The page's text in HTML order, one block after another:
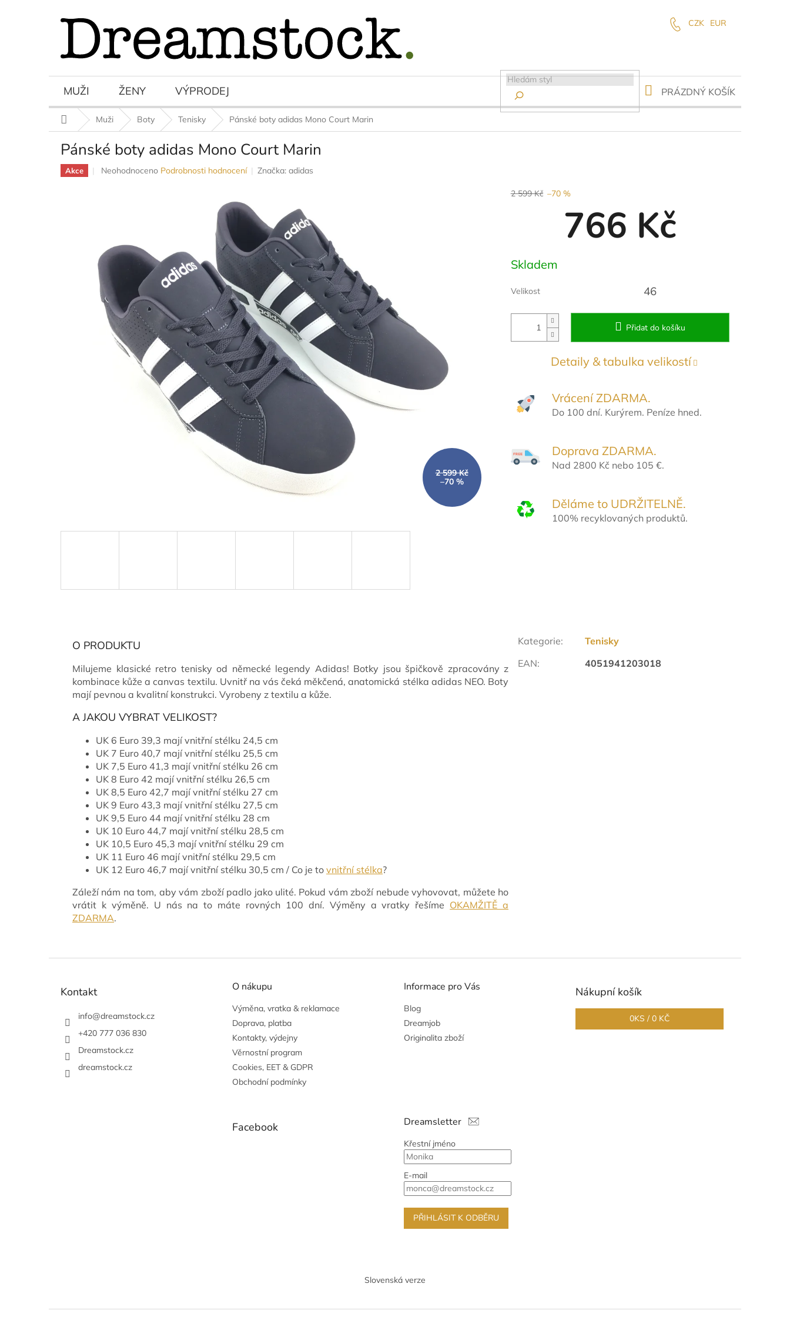
CZK EUR
MUŽI ŽENY VÝPRODEJ 
NÁKUPNÍ
KOŠÍK
PRÁZDNÝ KOŠÍK
Domů Muži Boty Tenisky Pánské boty adidas Mono Court Marin
Pánské boty adidas Mono Court Marin
Akce
Průměrné
hvězdiček.
Neohodnoceno Podrobnosti hodnocení Značka: adidas
2 599 Kč
–70 %
2 599 Kč –70 %
766 Kč
Měrná
cena:
Skladem
Velikost 46
Přidat do košíku
Detaily & tabulka velikostí
Vrácení ZDARMA.
Do 100 dní. Kurýrem. Peníze hned.
Doprava ZDARMA.
Nad 2800 Kč nebo 105 €.
Děláme to UDRŽITELNĚ.
100% recyklovaných produktů.
O PRODUKTU
Milujeme klasické retro tenisky od německé legendy Adidas! Botky jsou špičkově zpracovány z
kombinace kůže a canvas textilu. Uvnitř na vás čeká měkčená, anatomická stélka adidas NEO. Boty
mají pevnou a kvalitní konstrukci. Vyrobeny z textilu a kůže.
A JAKOU VYBRAT VELIKOST?
UK 6 Euro 39,3 mají vnitřní stélku 24,5 cm
UK 7 Euro 40,7 mají vnitřní stélku 25,5 cm
UK 7,5 Euro 41,3 mají vnitřní stélku 26 cm
UK 8 Euro 42 mají vnitřní stélku 26,5 cm
UK 8,5 Euro 42,7 mají vnitřní stélku 27 cm
UK 9 Euro 43,3 mají vnitřní stélku 27,5 cm
UK 9,5 Euro 44 mají vnitřní stélku 28 cm
UK 10 Euro 44,7 mají vnitřní stélku 28,5 cm
UK 10,5 Euro 45,3 mají vnitřní stélku 29 cm
UK 11 Euro 46 mají vnitřní stélku 29,5 cm
UK 12 Euro 46,7 mají vnitřní stélku 30,5 cm / Co je to vnitřní stélka?
Záleží nám na tom, aby vám zboží padlo jako ulité. Pokud vám zboží nebude vyhovovat, můžete ho
vrátit k výměně. U nás na to máte rovných 100 dní. Výměny a vratky řešíme OKAMŽITĚ a
ZDARMA.
Kategorie:
Tenisky
EAN: 4051941203018
Kontakt
info@dreamstock.cz
+420 777 036 830
Dreamstock.cz
dreamstock.cz
O nákupu
Výměna, vratka & reklamace
Doprava, platba
Kontakty, výdejny
Věrnostní program
Cookies, EET & GDPR
Obchodní podmínky
Informace pro Vás
Blog
Dreamjob
Originalita zboží
Nákupní košík
0KS / 0 KČ
Facebook Dreamsletter
Křestní jméno
E-mail
PŘIHLÁSIT K ODBĚRU
Slovenská verze